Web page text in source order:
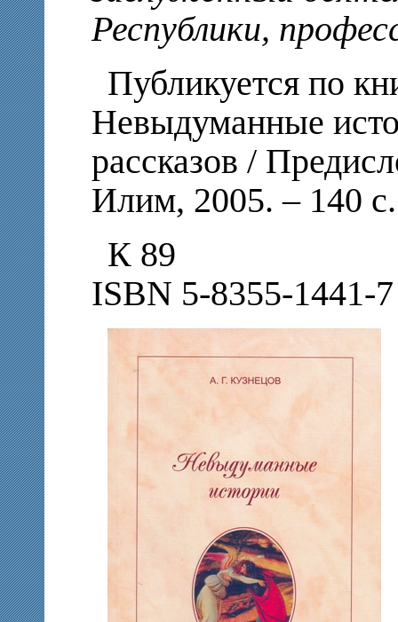
Республики,
Публикуется по
Невыдуманные
рассказов /
Илим, 2005. – 140 с.
К 89
ISBN 5-8355-1441-7